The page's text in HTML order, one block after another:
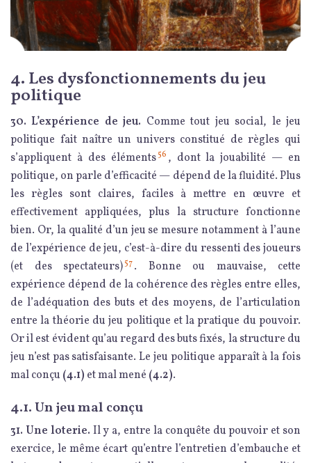
4. Les dysfonctionnements du jeu
politique
30. L’expérience de jeu. Comme tout jeu social, le jeu
politique fait naître un univers constitué de règles qui
s’appliquent à des éléments 56 , dont la jouabilité — en
politique, on parle d’efficacité — dépend de la fluidité. Plus
les règles sont claires, faciles à mettre en œuvre et
effectivement appliquées, plus la structure fonctionne
bien. Or, la qualité d’un jeu se mesure notamment à l’aune
de l’expérience de jeu, c’est-à-dire du ressenti des joueurs
(et des spectateurs)57. Bonne ou mauvaise, cette
expérience dépend de la cohérence des règles entre elles,
de l’adéquation des buts et des moyens, de l’articulation
entre la théorie du jeu politique et la pratique du pouvoir.
Or il est évident qu’au regard des buts fixés, la structure du
jeu n’est pas satisfaisante. Le jeu politique apparaît à la fois
mal conçu (4.1) et mal mené (4.2).
4.1. Un jeu mal conçu
31. Une loterie. Il y a, entre la conquête du pouvoir et son
exercice, le même écart qu’entre l’entretien d’embauche et